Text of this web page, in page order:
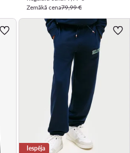
Zemākā cena79,99 €
Iespēja